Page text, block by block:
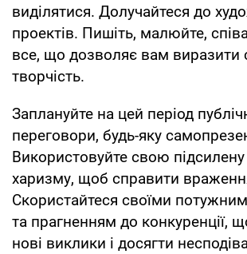
виділятися. Долучайтеся до
проектів. Пишіть, малюйте,
все, що дозволяє вам виразити
творчість.
Заплануйте на цей період
переговори, будь-яку
Використовуйте свою підсилену
харизму, щоб справити
Скористайтеся своїми
та прагненням до конкуренції,
нові виклики і досягти